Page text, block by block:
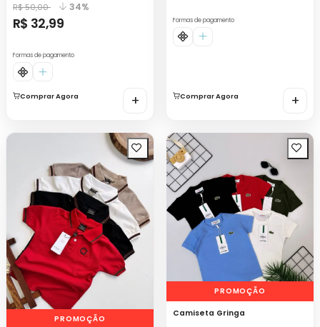
R$ 50,00 34%
R$ 32,99
Formas de pagamento
Comprar Agora +
Formas de pagamento
Comprar Agora +
PROMOÇÃO
PROMOÇÃO
Camiseta Gringa